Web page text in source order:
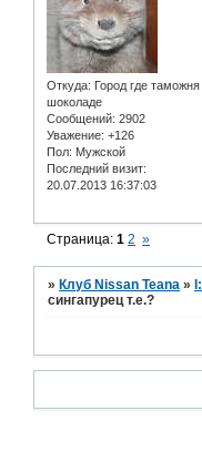
Откуда: Город где таможня
шоколаде
Сообщений: 2902
Уважение: +126
Пол: Мужской
Последний визит:
20.07.2013 16:37:03
Страница:1 2 »
» Клуб Nissan Teana »
сингапурец т.е.?